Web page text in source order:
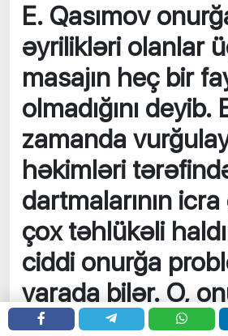
E. Qasımov
əyrilikləri olanlar
masajın heç bir
olmadığını deyib.
zamanda
həkimləri
dartmalarının
çox təhlükəli
ciddi onurğa
yarada bilər. O,
əyrilikləri zamani